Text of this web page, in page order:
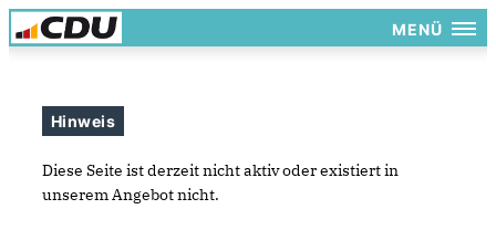
MENÜ
Hinweis
Diese Seite ist derzeit nicht aktiv oder existiert in
unserem Angebot nicht.